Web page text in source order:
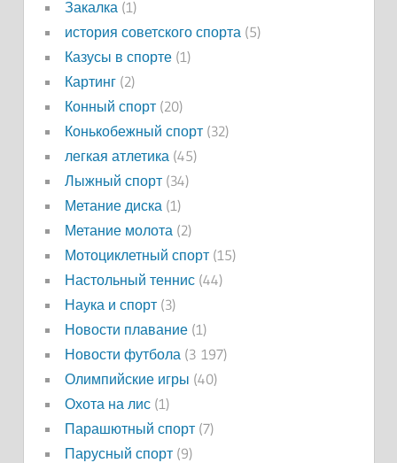
Закалка (1)
история советского спорта (5)
Казусы в спорте(1)
Картинг(2)
Конный спорт(20)
Конькобежный спорт(32)
легкая атлетика (45)
Лыжный спорт(34)
Метание диска (1)
Метание молота (2)
Мотоциклетный спорт(15)
Настольный теннис(44)
Наука и спорт(3)
Новости плавание(1)
Новости футбола (3 197)
Олимпийские игры (40)
Охота на лис(1)
Парашютный спорт(7)
Парусный спорт(9)